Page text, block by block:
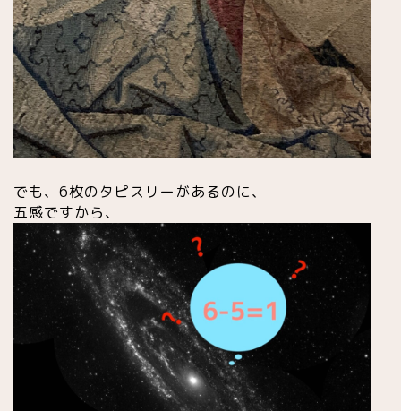
でも、6枚のタピスリーがあるのに、
五感ですから、